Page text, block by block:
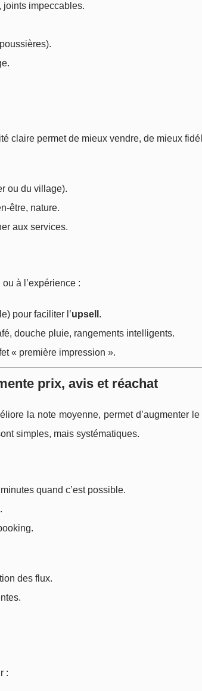
joints impeccables.
claire permet de mieux vendre, de mieux
ou du village).
être, nature.
aux services.
à l’expérience :
pour faciliter l’upsell .
douche pluie, rangements intelligents.
« première impression ».
prix, avis et réachat
la note moyenne, permet d’augmenter
simples, mais systématiques.
quand c’est possible.
des flux.
: